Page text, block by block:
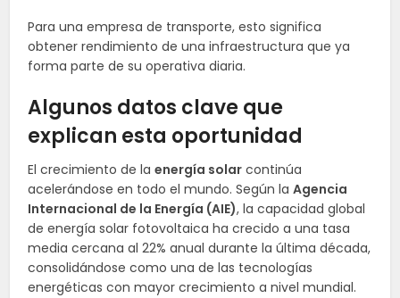
Para una empresa de transporte, esto significa
obtener rendimiento de una infraestructura que ya
forma parte de su operativa diaria.
Algunos datos clave que
explican esta oportunidad
El crecimiento de laenergía solar continúa
acelerándose en todo el mundo. Según laAgencia
Internacional de la Energía (AIE), la capacidad global
de energía solar fotovoltaica ha crecido a una tasa
media cercana al 22% anual durante la última década,
consolidándose como una de las tecnologías
energéticas con mayor crecimiento a nivel mundial.